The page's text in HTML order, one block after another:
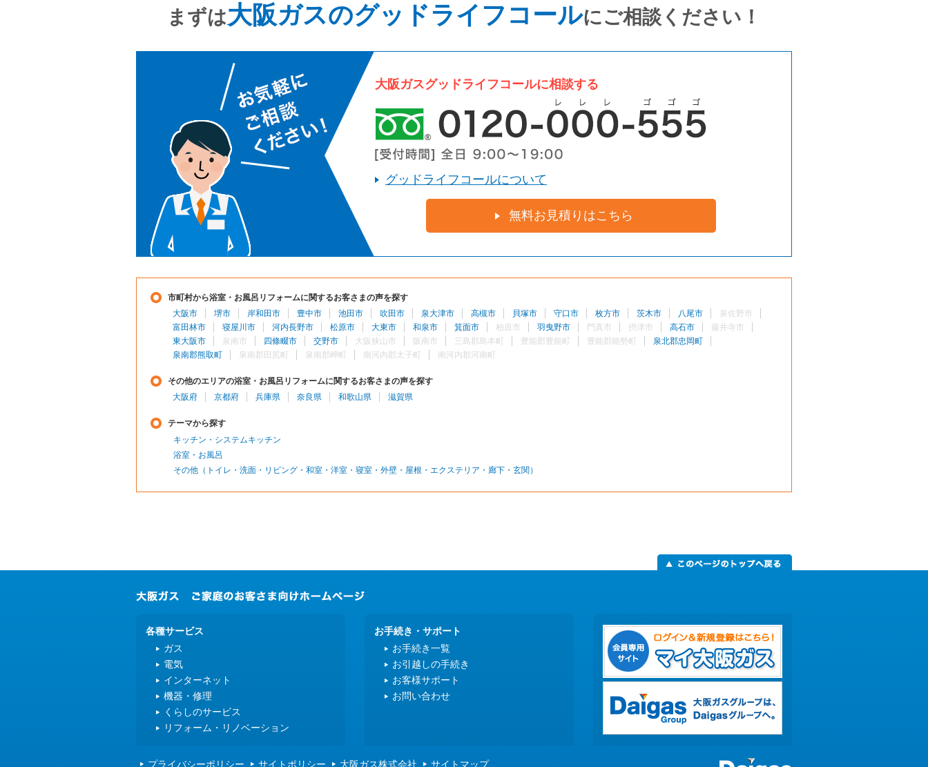
まずは大阪ガスのグッドライフコールにご相談ください！
大阪ガスグッドライフコールに相談する
グッドライフコールについて
無料お見積りはこちら
市町村から浴室・お風呂リフォームに関するお客さまの声を探す
大阪市
堺市 岸和田市 豊中市 池田市 吹田市 泉大津市 高槻市 貝塚市 守口市 枚方市 茨木市 八尾市
泉佐野市
富田林市
寝屋川市 河内長野市 松原市 大東市 和泉市 箕面市 柏原市 羽曳野市 門真市 摂津市 高石市
藤井寺市
東大阪市
泉南市 四條畷市 交野市 大阪狭山市 阪南市 三島郡島本町 豊能郡豊能町 豊能郡能勢町
泉北郡忠岡町
泉南郡熊取町
泉南郡田尻町 泉南郡岬町 南河内郡太子町 南河内郡河南町
その他のエリアの浴室・お風呂リフォームに関するお客さまの声を探す
大阪府
京都府 兵庫県 奈良県 和歌山県 滋賀県
テーマから探す
キッチン・システムキッチン
浴室・お風呂
その他（トイレ・洗面・リビング・和室・洋室・寝室・外壁・屋根・エクステリア・廊下・玄関）
各種サービス
ガス
電気
インターネット
機器・修理
くらしのサービス
リフォーム・リノベーション
お手続き・サポート
お手続き一覧
お引越しの手続き
お客様サポート
お問い合わせ
プライバシーポリシー サイトポリシー 大阪ガス株式会社 サイトマップ